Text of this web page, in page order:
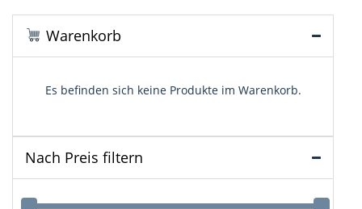
Warenkorb
Es befinden sich keine Produkte im Warenkorb.
Nach Preis filtern